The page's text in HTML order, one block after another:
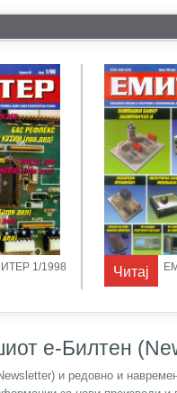
1/1998 Читај
е-Билтен
и редовно и